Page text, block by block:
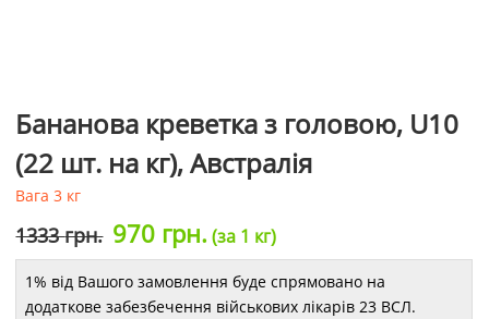
Бананова креветка з головою, U10
(22 шт. на кг), Австралія
Вага 3 кг
1333грн. Оригінальна
ціна:
1333 грн..
970 грн. Поточна
ціна:
970 грн..
(за 1 кг)
1% від Вашого замовлення буде спрямовано на
додаткове забезбечення військових лікарів 23 ВСЛ.